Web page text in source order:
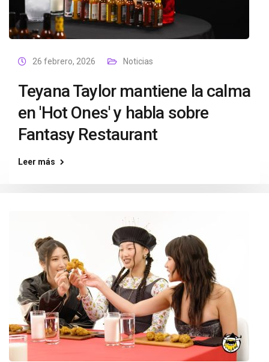
26 febrero, 2026 Noticias
Teyana Taylor mantiene la calma
en 'Hot Ones' y habla sobre
Fantasy Restaurant
Leer más